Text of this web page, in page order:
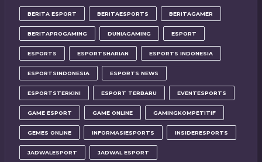
BERITA ESPORT BERITAESPORTS BERITAGAMER
BERITAPROGAMING DUNIAGAMING ESPORT
ESPORTS ESPORTSHARIAN ESPORTS INDONESIA
ESPORTSINDONESIA ESPORTS NEWS
ESPORTSTERKINI ESPORT TERBARU EVENTESPORTS
GAME ESPORT GAME ONLINE GAMINGKOMPETITIF
GEMES ONLINE INFORMASIESPORTS INSIDERESPORTS
JADWALESPORT JADWAL ESPORT